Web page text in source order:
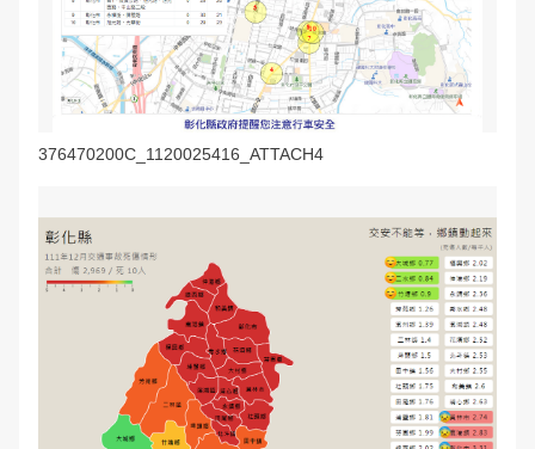
376470200C_1120025416_ATTACH4